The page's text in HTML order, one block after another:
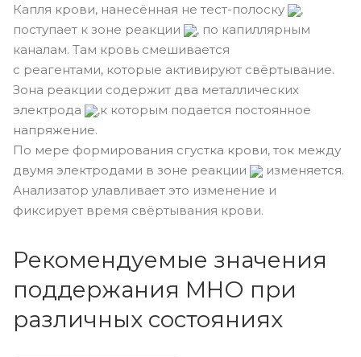
Капля крови, нанесённая не тест-полоску
,
поступает к зоне реакции
, по капиллярным
каналам. Там кровь смешивается
с реагентами, которые активируют свёртывание.
Зона реакции содержит два металлических
электрода
,к которым подается постоянное
напряжение.
По мере формирования сгустка крови, ток между
двумя электродами в зоне реакции
изменяется.
Анализатор улавливает это изменение и
фиксирует время свёртывания крови.
Рекомендуемые значения
поддержания МНО при
различных состояниях